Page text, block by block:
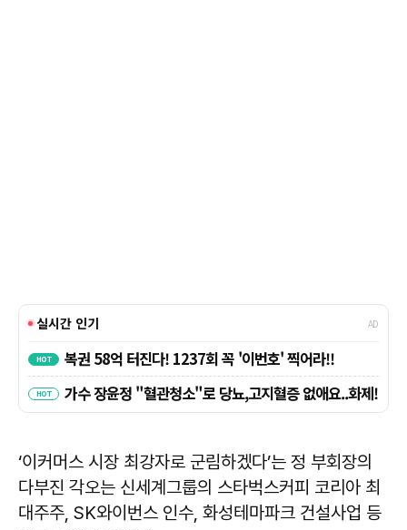
‘이커머스 시장 최강자로 군림하겠다’는 정 부회장의
다부진 각오는 신세계그룹의 스타벅스커피 코리아 최
대주주, SK와이번스 인수, 화성테마파크 건설사업 등